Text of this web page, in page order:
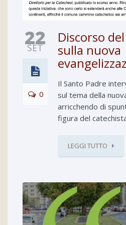
22
SET
0
Discorso
sulla nuova
Il Santo Padre
sul tema della
arricchendo di
figura del
LEGGI TUTTO